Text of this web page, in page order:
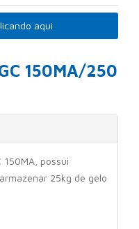
aqui
150MA/250
150MA, possui
25kg de gelo